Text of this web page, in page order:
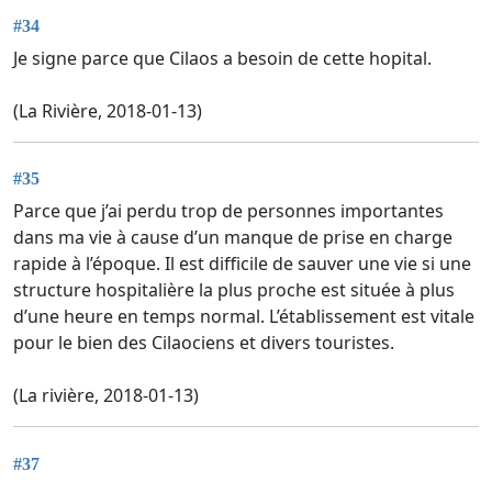
#34
Je signe parce que Cilaos a besoin de cette hopital.
(La Rivière, 2018-01-13)
#35
Parce que j’ai perdu trop de personnes importantes
dans ma vie à cause d’un manque de prise en charge
rapide à l’époque. Il est difficile de sauver une vie si une
structure hospitalière la plus proche est située à plus
d’une heure en temps normal. L’établissement est vitale
pour le bien des Cilaociens et divers touristes.
(La rivière, 2018-01-13)
#37